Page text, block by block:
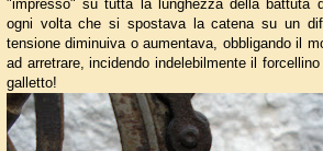
"impresso" su tutta la lunghezza della battuta
ogni volta che si spostava la catena su un
tensione diminuiva o aumentava, obbligando il
ad arretrare, incidendo indelebilmente il
galletto!